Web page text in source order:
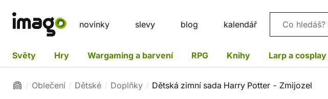
novinky slevy blog kalendář Vyhledávání
Světy Hry Wargaming a barvení RPG Knihy Larp a cosplay
Oblečení Dětské Doplňky Dětská zimní sada Harry Potter - Zmijozel